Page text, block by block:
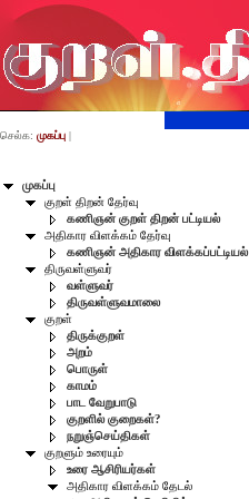
முகப்பு
குறள் திறன் தேர்வு
கணிஞன் குறள் திறன் பட்டியல்
அதிகார விளக்கம் தேர்வு
கணிஞன் அதிகார விளக்கப்பட்டியல்
திருவள்ளுவர்
வள்ளுவர்
திருவள்ளுவமாலை
குறள்
திருக்குறள்
அறம்
பொருள்
காமம்
பாட வேறுபாடு
குறளில் குறைகள்?
நறுஞ்செய்திகள்
குறளும் உரையும்
உரை ஆசிரியர்கள்
அதிகார விளக்கம் தேடல்
செல்க: முகப்பு |